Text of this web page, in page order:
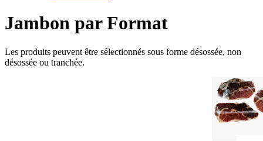
Jambon par Format
Les produits peuvent être sélectionnés sous forme désossée, non
désossée ou tranchée.